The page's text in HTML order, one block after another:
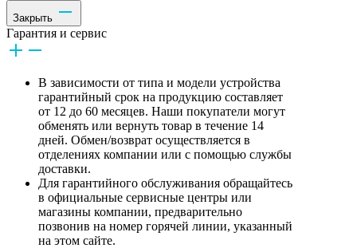
Закрыть
Гарантия и сервис
В зависимости от типа и модели устройства
гарантийный срок на продукцию составляет
от 12 до 60 месяцев. Наши покупатели могут
обменять или вернуть товар в течение 14
дней. Обмен/возврат осуществляется в
отделениях компании или с помощью службы
доставки.
Для гарантийного обслуживания обращайтесь
в официальные сервисные центры или
магазины компании, предварительно
позвонив на номер горячей линии, указанный
на этом сайте.